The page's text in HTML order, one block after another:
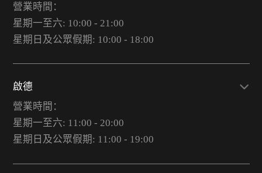
營業時間：
星期一至六: 10:00 - 21:00
星期日及公眾假期: 10:00 - 18:00
啟德
營業時間：
星期一至六: 11:00 - 20:00
星期日及公眾假期: 11:00 - 19:00